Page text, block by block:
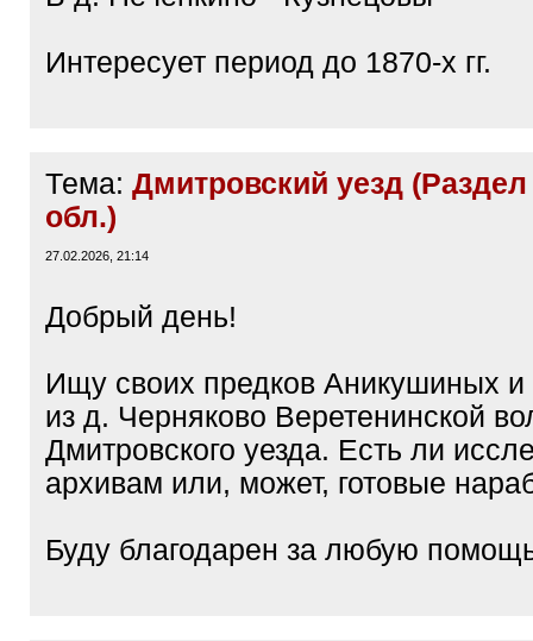
Интересует период до 1870-х гг.
Тема: Дмитровский уезд
обл.)
27.02.2026, 21:14
Добрый день!
Ищу своих предков Аникушиных и
из д. Черняково Веретенинской
Дмитровского уезда. Есть ли
архивам или, может, готовые
Буду благодарен за любую